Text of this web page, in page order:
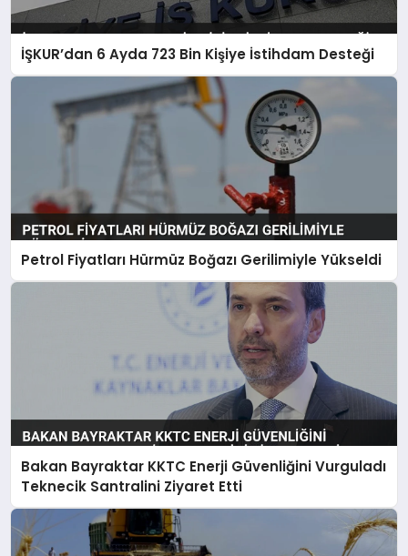
İŞKUR’dan 6 Ayda 723 Bin Kişiye İstihdam Desteği
Petrol Fiyatları Hürmüz Boğazı Gerilimiyle Yükseldi
Bakan Bayraktar KKTC Enerji Güvenliğini Vurguladı
Teknecik Santralini Ziyaret Etti